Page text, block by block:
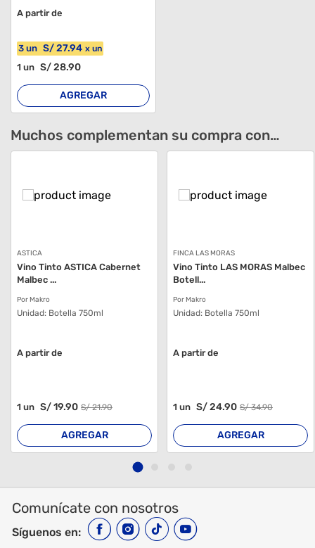
A partir de
3 un S/27.94 x un
1 un S/28.90
AGREGAR
Muchos complementan su compra con…
ASTICA
Vino Tinto ASTICA Cabernet
Malbec ...
Por Makro
Unidad: Botella 750ml
A partir de
1 un S/19.90 S/21.90
AGREGAR
FINCA LAS MORAS
Vino Tinto LAS MORAS Malbec
Botell...
Por Makro
Unidad: Botella 750ml
A partir de
1 un S/24.90 S/34.90
AGREGAR
Comunícate con nosotros
Síguenos en: